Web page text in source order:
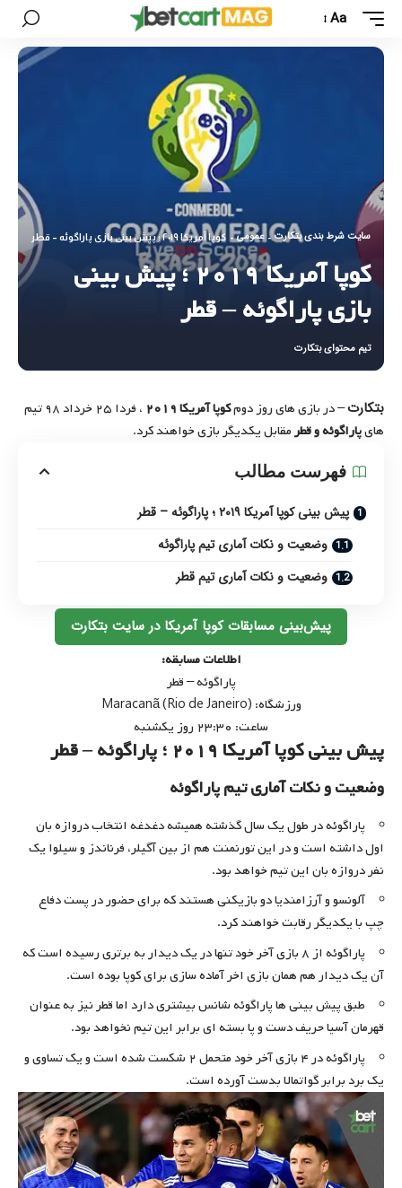
Aa
سایت شرط بندی بتکارت - عمومی - کوپا آمریکا ۲۰۱۹ ؛ پیش بینی بازی پاراگوئه – قطر
کوپا آمریکا ۲۰۱۹ ؛ پیش بینی
بازی پاراگوئه – قطر
تیم محتوای بتکارت
بتکارت– در بازی های روز دومکوپا آمریکا ۲۰۱۹
، فردا ۲۵ خرداد ۹۸ تیم
هایپاراگوئه و قطرمقابل یکدیگر بازی خواهند کرد.
فهرست مطالب
پیش بینی کوپا آمریکا ۲۰۱۹ ؛ پاراگوئه – قطر
وضعیت و نکات آماری تیم پاراگوئه
وضعیت و نکات آماری تیم قطر
پیش‌بینی مسابقات کوپا آمریکا در سایت بتکارت
اطلاعات مسابقه:
پاراگوئه – قطر
ورزشگاه: Maracanã (Rio de Janeiro)
ساعت: ۲۳:۳۰ روز یکشنبه
پیش بینی کوپا آمریکا ۲۰۱۹ ؛ پاراگوئه – قطر
وضعیت و نکات آماری تیم پاراگوئه
پاراگوئه در طول یک سال گذشته همیشه دغدغه انتخاب دروازه بان
اول داشته است و در این تورنمنت هم از بین آگیلر، فرناندز و سیلوا یک
نفر دروازه بان این تیم خواهد بود.
آلونسو و آرزامندیا دو بازیکنی هستند که برای حضور در پست دفاع
چپ با یکدیگر رقابت خواهند کرد.
پاراگوئه از ۸ بازی آخر خود تنها در یک دیدار به برتری رسیده است که
آن یک دیدار هم همان بازی اخر آماده سازی برای کوپا بوده است.
طبق پیش بینی ها پاراگوئه شانس بیشتری دارد اما قطر نیز به عنوان
قهرمان آسیا حریف دست و پا بسته ای برابر این تیم نخواهد بود.
پاراگوئه در ۴ بازی آخر خود متحمل ۲ شکست شده است و یک تساوی و
یک برد برابر گواتمالا بدست آورده است.